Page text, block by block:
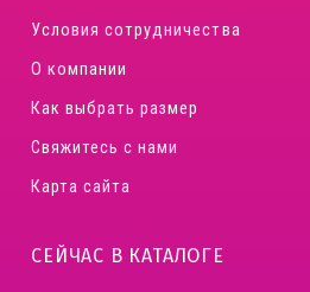
Условия сотрудничества
О компании
Как выбрать размер
Свяжитесь с нами
Карта сайта
СЕЙЧАС В КАТАЛОГЕ